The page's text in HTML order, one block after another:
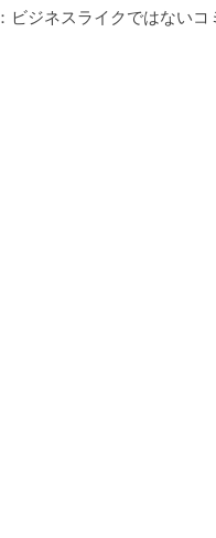
：ビジネスライクではない